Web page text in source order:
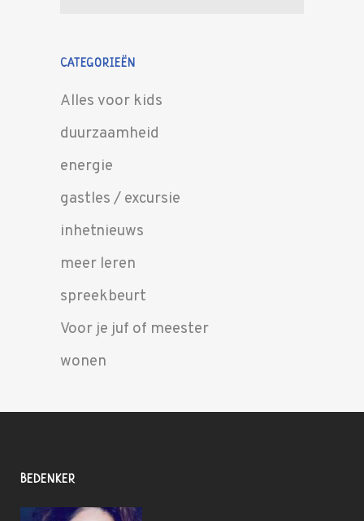
CATEGORIEËN
Alles voor kids
duurzaamheid
energie
gastles / excursie
inhetnieuws
meer leren
spreekbeurt
Voor je juf of meester
wonen
BEDENKER